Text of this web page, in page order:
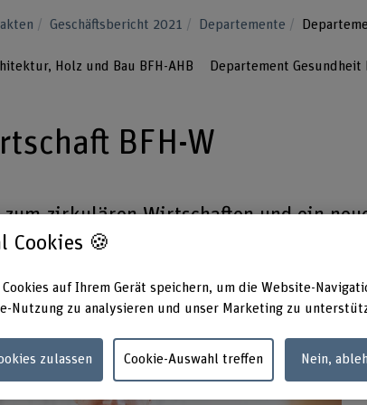
Geschäftsbericht 2021 Departemente
Holz und Bau BFH-AHB Departement Gesundheit
BFH-W
zirkulären Wirtschaften und ein
Das Thema
die Kreislaufwirtschaft prägte das Jahr
Cookies 🍪
auf Ihrem Gerät speichern, um die Website-
Nutzung zu analysieren und unser Marketing zu
zulassen Cookie-Auswahl treffen Nein,